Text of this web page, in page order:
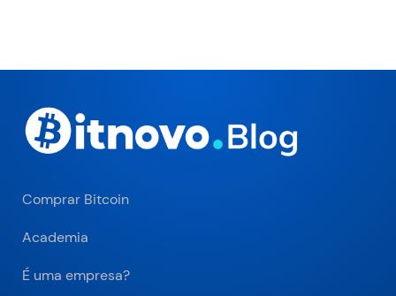
Comprar Bitcoin
Academia
É uma empresa?